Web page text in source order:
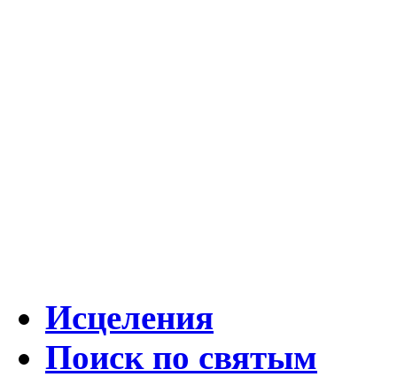
Исцеления
Поиск по святым